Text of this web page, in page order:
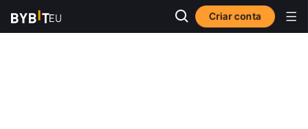
Criar conta